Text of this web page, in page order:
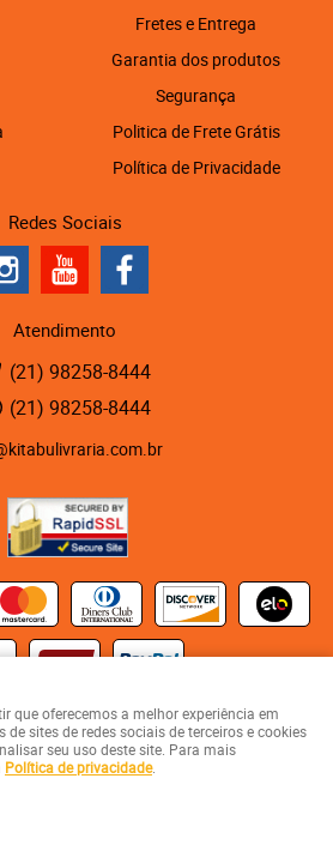
Fretes e Entrega
Garantia dos produtos
Segurança
Politica de Frete Grátis
Política de Privacidade
Redes Sociais
Atendimento
(21) 98258-8444
(21) 98258-8444
Abaeté, 123-Vila Isabel, Rio de Janeiro-RJ
CEP: 20551-080
NEGRA E EDITORA LTDA
que oferecemos a melhor experiência em
sites de redes sociais de terceiros e cookies
seu uso deste site. Para mais
Política de privacidade.